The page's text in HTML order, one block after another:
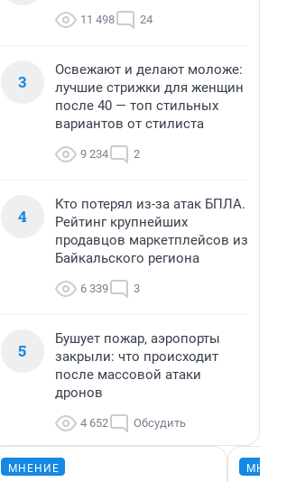
11 498 24
3
Освежают и делают моложе:
лучшие стрижки для женщин
после 40 — топ стильных
вариантов от стилиста
9 234 2
4
Кто потерял из-за атак БПЛА.
Рейтинг крупнейших
продавцов маркетплейсов из
Байкальского региона
6 339 3
5
Бушует пожар, аэропорты
закрыли: что происходит
после массовой атаки
дронов
4 652 Обсудить
МНЕНИЕ